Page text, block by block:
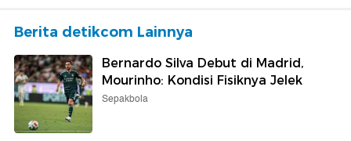
Berita detikcom Lainnya
Bernardo Silva Debut di Madrid,
Mourinho: Kondisi Fisiknya Jelek
Sepakbola